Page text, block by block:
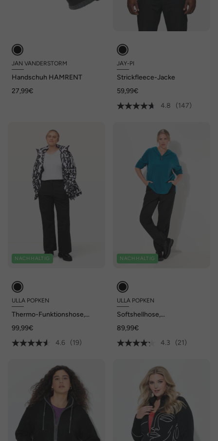
JAN VANDERSTORM
Handschuh HAMRENT
27,99€
JAY-PI
Strickfleece-Jacke
59,99€
4.8
(147)
NACHHALTIG
ULLA POPKEN
Thermo-Funktionshose,
recycelt
99,99€
4.6
(19)
NACHHALTIG
ULLA POPKEN
Softshellhose,
Fleecefutter
89,99€
4.3
(21)